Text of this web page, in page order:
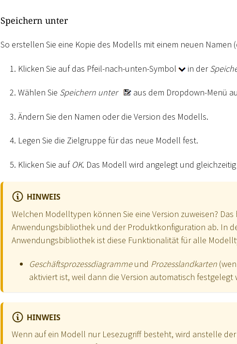
Speichern unter
So erstellen Sie eine Kopie des Modells mit einem neuen Namen
Klicken Sie auf das Pfeil-nach-unten-Symbol in der
Wählen Sie Speichern unter aus dem Dropdown-Menü
Ändern Sie den Namen oder die Version des Modells.
Legen Sie die Zielgruppe für das neue Modell fest.
Klicken Sie auf OK. Das Modell wird angelegt und
HINWEIS
Welchen Modelltypen können Sie eine Version zuweisen?
Anwendungsbibliothek und der Produktkonfiguration ab. In
Anwendungsbibliothek ist diese Funktionalität für alle
Geschäftsprozessdiagrammeund Prozesslandkarten
aktiviert ist, weil dann die Version automatisch festgelegt
HINWEIS
Wenn auf ein Modell nur Lesezugriff besteht, wird anstelle der